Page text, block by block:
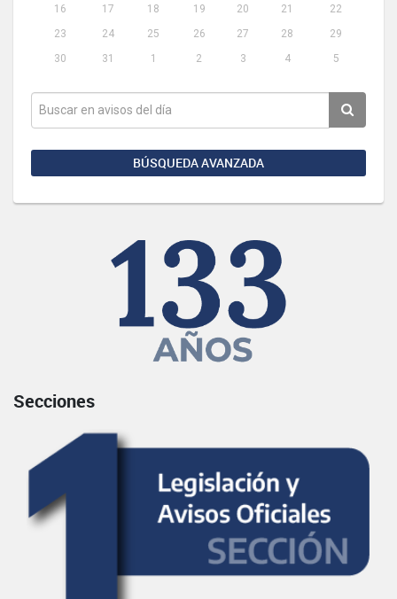
16
17 18 19 20 21
22
23
24 25 26 27 28
29
30
31 1 2 3 4 5
BÚSQUEDA AVANZADA
Secciones